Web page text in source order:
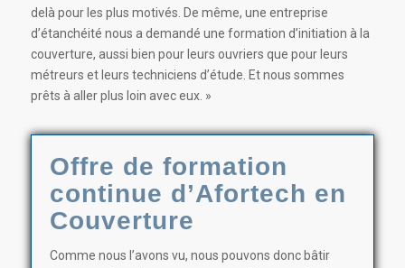
delà pour les plus motivés. De même, une entreprise
d’étanchéité nous a demandé une formation d’initiation à la
couverture, aussi bien pour leurs ouvriers que pour leurs
métreurs et leurs techniciens d’étude. Et nous sommes
prêts à aller plus loin avec eux. »
Offre de formation
continue d’Afortech en
Couverture
Comme nous l’avons vu, nous pouvons donc bâtir